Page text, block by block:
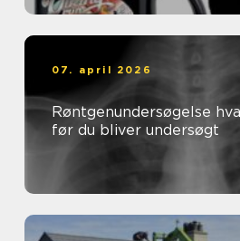
07. april 2026
Røntgenundersøgelse hvad du skal vide,
før du bliver undersøgt